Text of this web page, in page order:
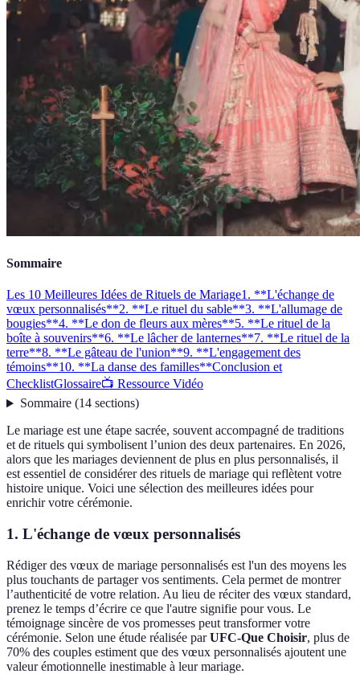
Sommaire
Les 10 Meilleures Idées de Rituels de Mariage1. **L'échange de
vœux personnalisés**2. **Le rituel du sable**3. **L'allumage de
bougies**4. **Le don de fleurs aux mères**5. **Le rituel de la
boîte à souvenirs**6. **Le lâcher de lanternes**7. **Le rituel de la
terre**8. **Le gâteau de l'union**9. **L'engagement des
témoins**10. **La danse des familles**Conclusion et
ChecklistGlossaire📺 Ressource Vidéo
Sommaire(14 sections)
Le mariage est une étape sacrée, souvent accompagné de traditions
et de rituels qui symbolisent l’union des deux partenaires. En 2026,
alors que les mariages deviennent de plus en plus personnalisés, il
est essentiel de considérer des rituels de mariage qui reflètent votre
histoire unique. Voici une sélection des meilleures idées pour
enrichir votre cérémonie.
1. L'échange de vœux personnalisés
Rédiger des vœux de mariage personnalisés est l'un des moyens les
plus touchants de partager vos sentiments. Cela permet de montrer
l’authenticité de votre relation. Au lieu de réciter des vœux standard,
prenez le temps d’écrire ce que l'autre signifie pour vous. Le
témoignage sincère de vos promesses peut transformer votre
cérémonie. Selon une étude réalisée parUFC-Que Choisir, plus de
70% des couples estiment que des vœux personnalisés ajoutent une
valeur émotionnelle inestimable à leur mariage.